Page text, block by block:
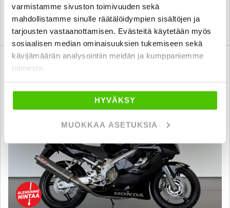
varmistamme sivuston toimivuuden sekä
mahdollistamme sinulle räätälöidympien sisältöjen ja
tarjousten vastaanottamisen. Evästeitä käytetään myös
sosiaalisen median ominaisuuksien tukemiseen sekä
kävijämäärän analysointiin meidän ja kumppaniemme
toimesta.
HYVÄKSY
MUOKKAA ASETUKSIA
WHATSAPP
3 kk lyhennysvapaa